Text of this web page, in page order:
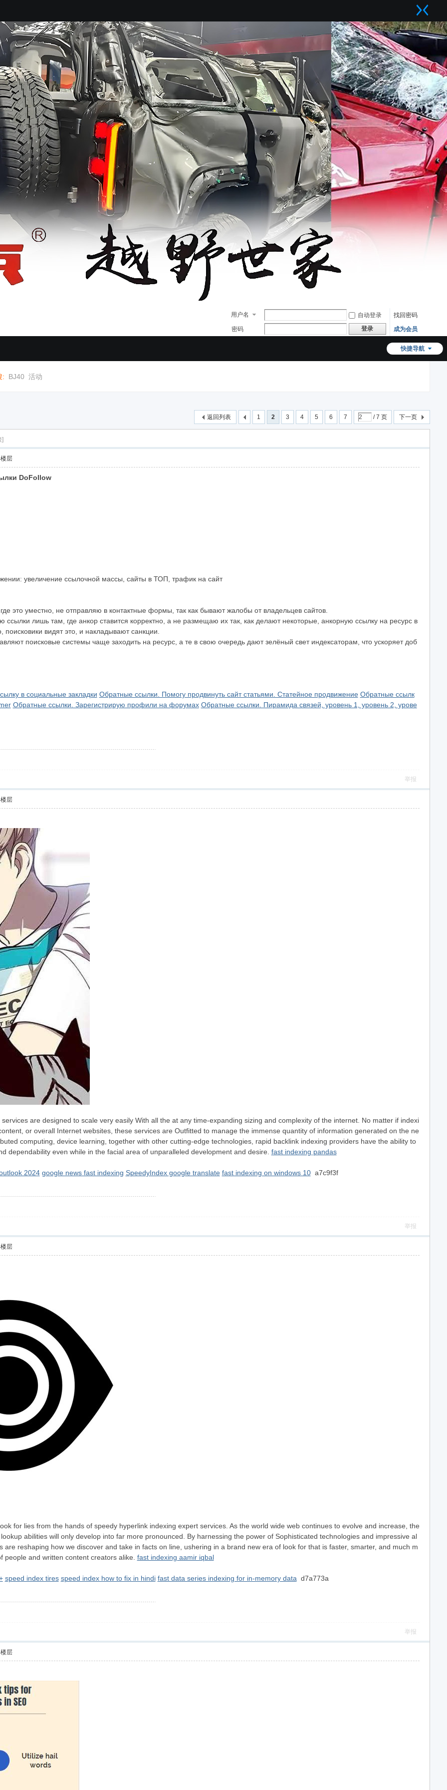
用户名 自动登录
找回密码
密码
登录 成为会员
快捷导航
: BJ40 活动
1 2 3 4 5 6 7 / 7 页 下一页
返回列表
]
层
DoFollow
увеличение ссылочной массы, сайты в ТОП, трафик на сайт
это уместно, не отправляю в контактные формы, так как бывают жалобы от владельцев сайтов.
лишь там, где анкор ставится корректно, а не размещаю их так, как делают некоторые, анкорную ссылку на ресурс в
видят это, и накладывают санкции.
поисковые системы чаще заходить на ресурс, а те в свою очередь дают зелёный свет индексаторам, что ускоряет доб
в социальные закладки Обратные ссылки. Помогу продвинуть сайт статьями. Статейное продвижение Обратные ссылк
Обратные ссылки. Зарегистрирую профили на форумах Обратные ссылки. Пирамида связей, уровень 1, уровень 2, урове
举报
层
are designed to scale very easily With all the at any time-expanding sizing and complexity of the internet. No matter if indexi
or overall Internet websites, these services are Outfitted to manage the immense quantity of information generated on the ne
computing, device learning, together with other cutting-edge technologies, rapid backlink indexing providers have the ability to
dependability even while in the facial area of unparalleled development and desire. fast indexing pandas
2024 google news fast indexing SpeedyIndex google translate fast indexing on windows 10a7c9f3f
举报
层
for lies from the hands of speedy hyperlink indexing expert services. As the world wide web continues to evolve and increase, the
abilities will only develop into far more pronounced. By harnessing the power of Sophisticated technologies and impressive al
are reshaping how we discover and take in facts on line, ushering in a brand new era of look for that is faster, smarter, and much m
and written content creators alike. fast indexing aamir iqbal
speed index tires speed index how to fix in hindi fast data series indexing for in-memory data d7a773a
举报
层